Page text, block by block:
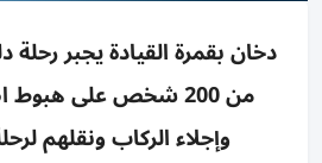
دخان بقمرة القيادة يجبر رحلة
من 200 شخص على هبوط
وإجلاء الركاب ونقلهم